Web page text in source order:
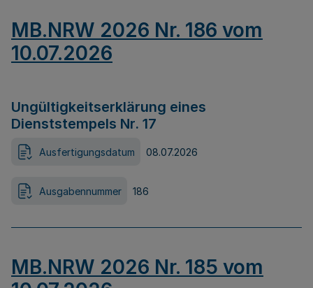
MB.NRW 2026 Nr. 186 vom
10.07.2026
Ungültigkeitserklärung eines
Dienststempels Nr. 17
Ausfertigungsdatum 08.07.2026
Ausgabennummer 186
MB.NRW 2026 Nr. 185 vom